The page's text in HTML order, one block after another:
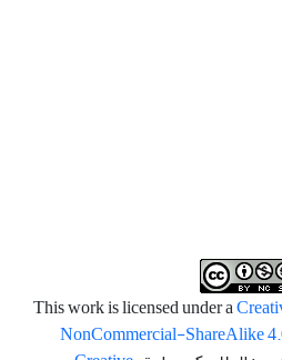
NonCommercial-ShareAlike